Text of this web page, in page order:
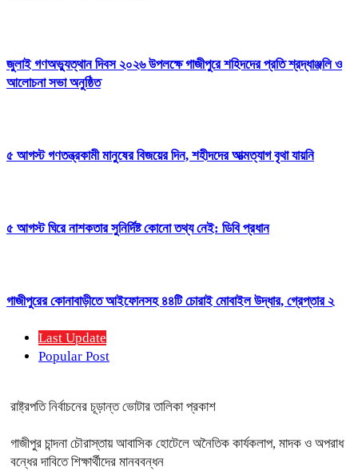
জুলাই গণঅভ্যুত্থান দিবস ২০২৬ উপলক্ষে গাজীপুরে শহিদদের প্রতি শ্রদ্ধাঞ্জলি ও
আলোচনা সভা অনুষ্ঠিত
৫ আগস্ট গণতন্ত্রকামী মানুষের বিজয়ের দিন, শহীদদের আত্মত্যাগ বৃথা যায়নি
৫ আগস্ট ঘিরে নাশকতার সুনির্দিষ্ট কোনো তথ্য নেই: ডিবি প্রধান
গাজীপুরের কোনাবাড়ীতে আইফোনসহ ৪৪টি চোরাই মোবাইল উদ্ধার, গ্রেপ্তার ২
Last Update
Popular Post
রাষ্ট্রপতি নির্বাচনের চূড়ান্ত ভোটার তালিকা প্রকাশ
গাজীপুর চান্দনা চৌরাস্তায় আবাসিক হোটেলে অনৈতিক কার্যকলাপ, মাদক ও অপরাধ
বন্ধের দাবিতে শিক্ষার্থীদের মানববন্ধন